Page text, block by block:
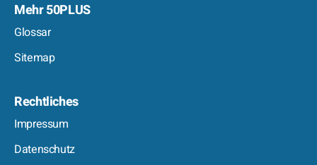
Mehr 50PLUS
Glossar
Sitemap
Rechtliches
Impressum
Datenschutz